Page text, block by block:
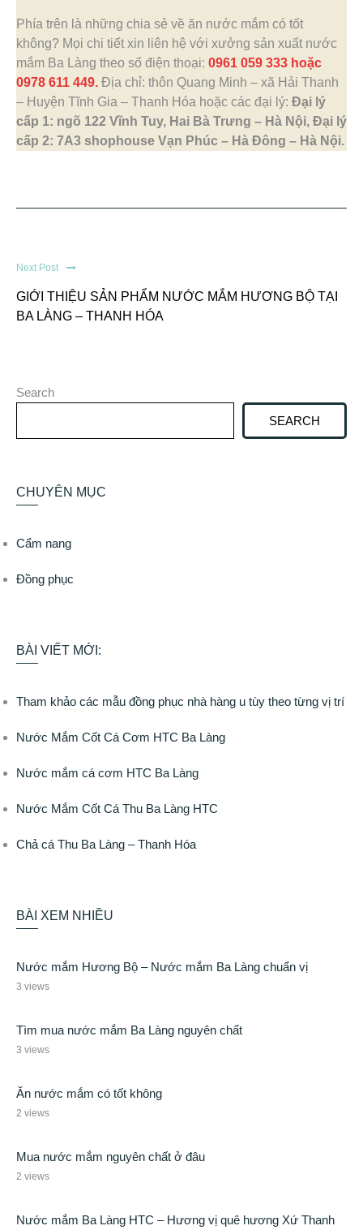
Phía trên là những chia sẻ về ăn nước mắm có tốt
không? Mọi chi tiết xin liên hệ với xưởng sản xuất nước
mắm Ba Làng theo số điện thoại: 0961 059 333 hoặc
0978 611 449. Địa chỉ: thôn Quang Minh – xã Hải Thanh
– Huyện Tĩnh Gia – Thanh Hóa hoặc các đại lý: Đại lý
cấp 1: ngõ 122 Vĩnh Tuy, Hai Bà Trưng – Hà Nội, Đại lý
cấp 2: 7A3 shophouse Vạn Phúc – Hà Đông – Hà Nội.
Next Post
GIỚI THIỆU SẢN PHẨM NƯỚC MẮM HƯƠNG BỘ TẠI
BA LÀNG – THANH HÓA
Search
SEARCH
CHUYÊN MỤC
Cẩm nang
Đồng phục
BÀI VIẾT MỚI:
Tham khảo các mẫu đồng phục nhà hàng u tùy theo từng vị trí
Nước Mắm Cốt Cá Cơm HTC Ba Làng
Nước mắm cá cơm HTC Ba Làng
Nước Mắm Cốt Cá Thu Ba Làng HTC
Chả cá Thu Ba Làng – Thanh Hóa
BÀI XEM NHIỀU
Nước mắm Hương Bộ – Nước mắm Ba Làng chuẩn vị
3 views
Tìm mua nước mắm Ba Làng nguyên chất
3 views
Ăn nước mắm có tốt không
2 views
Mua nước mắm nguyên chất ở đâu
2 views
Nước mắm Ba Làng HTC – Hương vị quê hương Xứ Thanh